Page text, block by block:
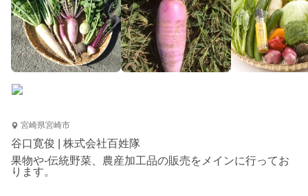
宮崎県宮崎市
谷口寛俊 | 株式会社百姓隊
果物や-伝統野菜、農産加工品の販売をメインに行ってお
ります。